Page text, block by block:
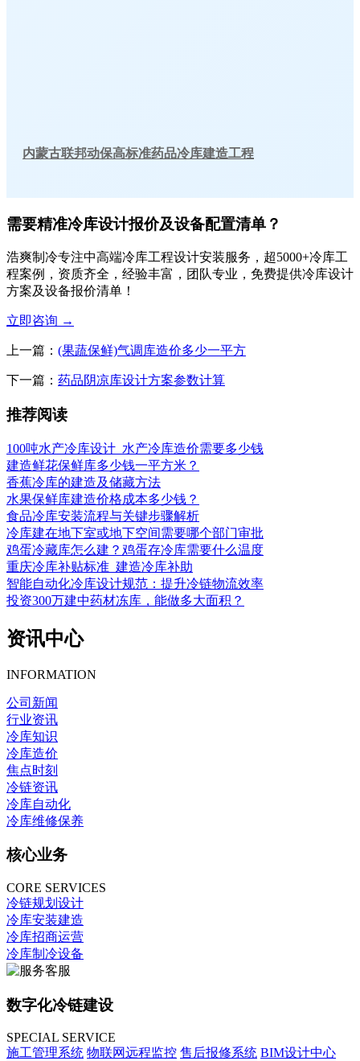
内蒙古联邦动保高标准药品冷库建造工程
需要精准冷库设计报价及设备配置清单？
浩爽制冷专注中高端冷库工程设计安装服务，超5000+冷库工
程案例，资质齐全，经验丰富，团队专业，免费提供冷库设计
方案及设备报价清单！
立即咨询 →
上一篇： (果蔬保鲜)气调库造价多少一平方
下一篇： 药品阴凉库设计方案参数计算
推荐阅读
100吨水产冷库设计_水产冷库造价需要多少钱
建造鲜花保鲜库多少钱一平方米？
香蕉冷库的建造及储藏方法
水果保鲜库建造价格成本多少钱？
食品冷库安装流程与关键步骤解析
冷库建在地下室或地下空间需要哪个部门审批
鸡蛋冷藏库怎么建？鸡蛋存冷库需要什么温度
重庆冷库补贴标准_建造冷库补助
智能自动化冷库设计规范：提升冷链物流效率
投资300万建中药材冻库，能做多大面积？
资讯中心
INFORMATION
公司新闻
行业资讯
冷库知识
冷库造价
焦点时刻
冷链资讯
冷库自动化
冷库维修保养
核心业务
CORE SERVICES
冷链规划设计
冷库安装建造
冷库招商运营
冷库制冷设备
数字化冷链建设
SPECIAL SERVICE
施工管理系统 物联网远程监控 售后报修系统 BIM设计中心